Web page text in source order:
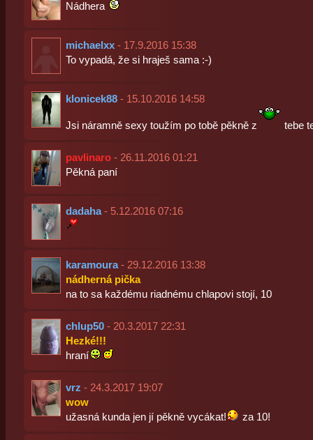
Nádhera
michaelxx- 17.9.2016 15:38
To vypadá, že si hraješ sama :-)
klonicek88- 15.10.2016 14:58
Jsi náramně sexy toužím po tobě pěkně z tebe
pavlinaro- 26.11.2016 01:21
Pěkná paní
dadaha- 5.12.2016 07:16
karamoura- 29.12.2016 13:38
nádherná pička
na to sa každému riadnému chlapovi stojí, 10
chlup50- 20.3.2017 22:31
Hezké!!!
hraní
vrz - 24.3.2017 19:07
wow
užasná kunda jen jí pěkně vycákat!
za 10!